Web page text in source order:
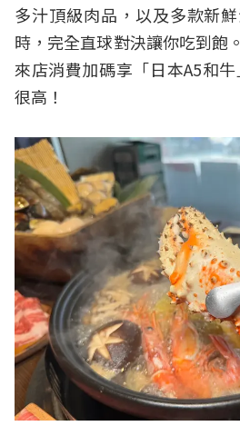
多汁頂級肉品，以及多款新
時，完全直球對決讓你吃到飽
來店消費加碼享「日本A5和
很高！